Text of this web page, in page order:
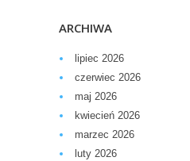
ARCHIWA
lipiec 2026
czerwiec 2026
maj 2026
kwiecień 2026
marzec 2026
luty 2026